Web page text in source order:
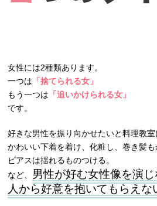
女性には2種類あります。
一つは 「捨てられる女」
もう一つは 「追いかけられる女」
です。
好きな男性を振り向かせたいと料理教室
かわいい下着を着け、化粧し、巻き髪も
ピアスは揺れるものつける。
など、 男性が好む女性像を演
人から好意を抱いてもらえな